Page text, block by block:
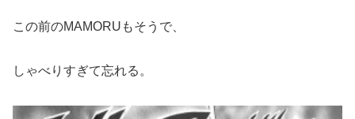
この前のMAMORUもそうで、
しゃべりすぎて忘れる。